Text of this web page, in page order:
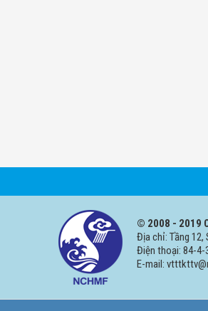
© 2008 - 2019
Địa chỉ: Tầng 12,
Điện thoại: 84-4-
E-mail: